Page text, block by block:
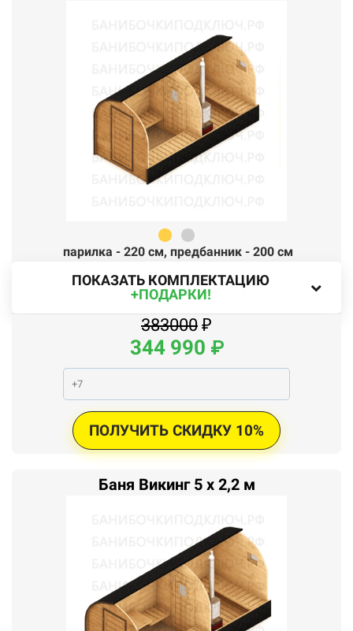
парилка - 220 см, предбанник - 200 см
ПОКАЗАТЬ КОМПЛЕКТАЦИЮ
+ПОДАРКИ!
383000 ₽
344 990 ₽
ПОЛУЧИТЬ СКИДКУ 10%
Баня Викинг 5 x 2,2 м